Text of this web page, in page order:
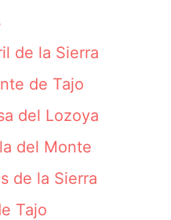
de la Sierra
de Tajo
del Lozoya
del Monte
de la Sierra
Tajo